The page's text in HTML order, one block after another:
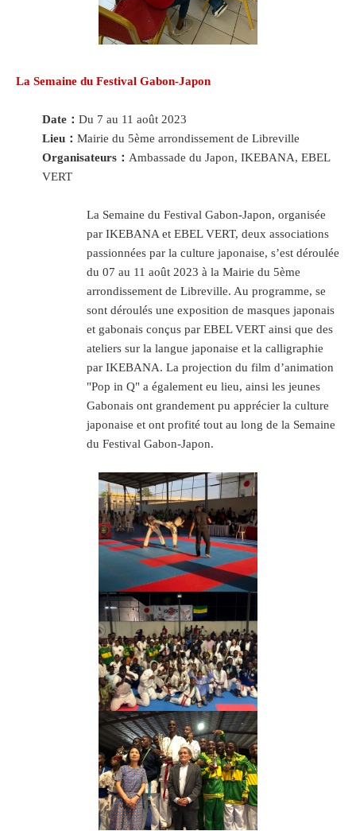
La Semaine du Festival Gabon-Japon
Date：Du 7 au 11 août 2023
Lieu：Mairie du 5ème arrondissement de Libreville
Organisateurs：Ambassade du Japon, IKEBANA, EBEL
VERT
La Semaine du Festival Gabon-Japon, organisée
par IKEBANA et EBEL VERT, deux associations
passionnées par la culture japonaise, s’est déroulée
du 07 au 11 août 2023 à la Mairie du 5ème
arrondissement de Libreville. Au programme, se
sont déroulés une exposition de masques japonais
et gabonais conçus par EBEL VERT ainsi que des
ateliers sur la langue japonaise et la calligraphie
par IKEBANA. La projection du film d’animation
"Pop in Q" a également eu lieu, ainsi les jeunes
Gabonais ont grandement pu apprécier la culture
japonaise et ont profité tout au long de la Semaine
du Festival Gabon-Japon.